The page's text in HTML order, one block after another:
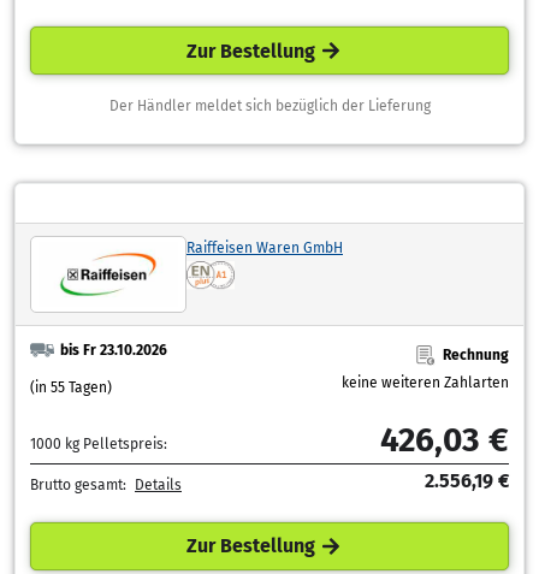
Zur Bestellung
Der Händler meldet sich bezüglich der Lieferung
Raiffeisen Waren GmbH
bis Fr 23.10.2026
(in 55 Tagen)
Rechnung
keine weiteren Zahlarten
1000 kg Pelletspreis: 426,03 €
Brutto gesamt: Details 2.556,19 €
Zur Bestellung